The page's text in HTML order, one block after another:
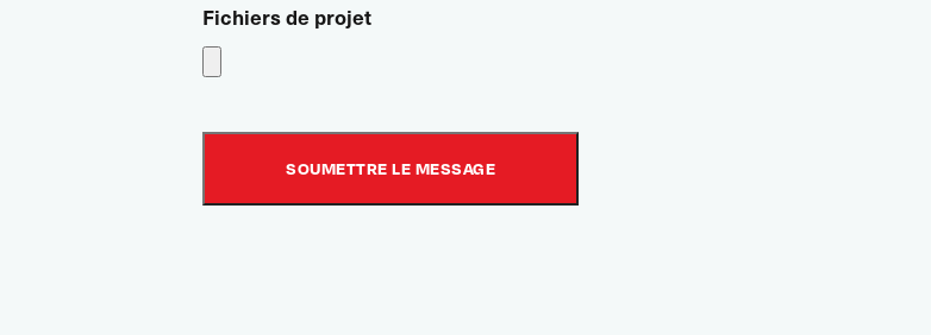
Fichiers de projet